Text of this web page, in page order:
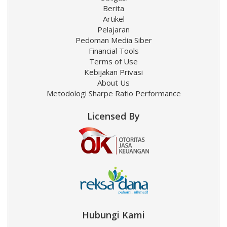
Berita
Artikel
Pelajaran
Pedoman Media Siber
Financial Tools
Terms of Use
Kebijakan Privasi
About Us
Metodologi Sharpe Ratio Performance
Licensed By
Hubungi Kami